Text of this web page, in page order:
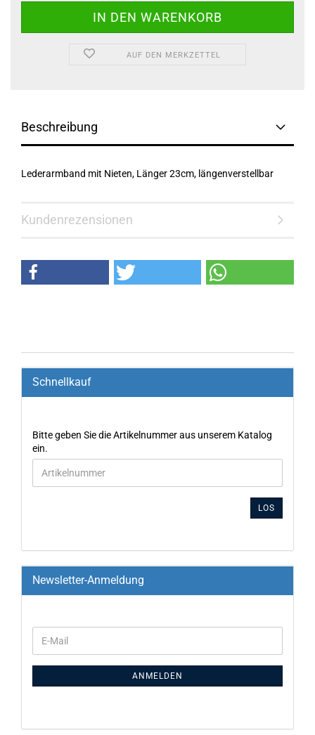
AUF DEN MERKZETTEL
Beschreibung
Lederarmband mit Nieten, Länger 23cm, längenverstellbar
Kundenrezensionen
Schnellkauf
Bitte geben Sie die Artikelnummer aus unserem Katalog
ein.
LOS
Newsletter-Anmeldung
ANMELDEN